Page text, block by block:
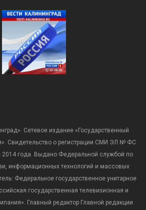
Сетевое издание «Государственный
Свидетельство о регистрации СМИ ЭЛ № ФС
2014 года. Выдано Федеральной службой по
информационных технологий и массовых
Федеральное государственное унитарное
государственная телевизионная и
Главный редактор Главной редакции